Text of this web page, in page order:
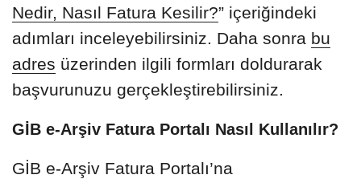
Nedir, Nasıl Fatura Kesilir?” içeriğindeki
adımları inceleyebilirsiniz. Daha sonra bu
adres üzerinden ilgili formları doldurarak
başvurunuzu gerçekleştirebilirsiniz.
GİB e-Arşiv Fatura Portalı Nasıl Kullanılır?
GİB e-Arşiv Fatura Portalı’na